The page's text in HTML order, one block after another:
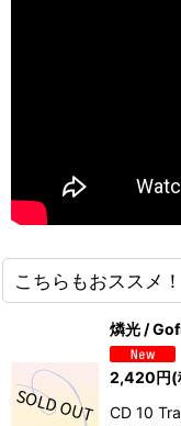
こちらもおススメ！
燐光 /
2,420円(
CD 10